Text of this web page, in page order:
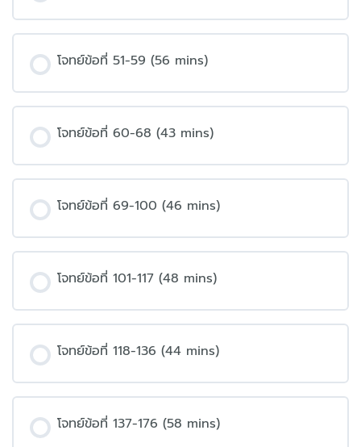
โจทย์ข้อที่ 51-59 (56 mins)
โจทย์ข้อที่ 60-68 (43 mins)
โจทย์ข้อที่ 69-100 (46 mins)
โจทย์ข้อที่ 101-117 (48 mins)
โจทย์ข้อที่ 118-136 (44 mins)
โจทย์ข้อที่ 137-176 (58 mins)